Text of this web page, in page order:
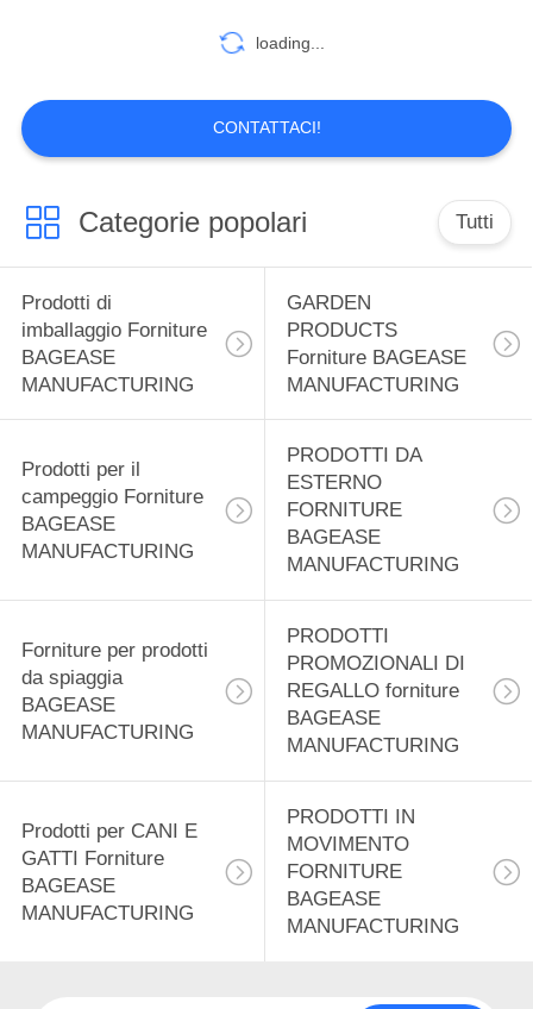
Prodotti sportivi
MANUFACTURING
SPA SALON
Prodotti forniture
BAGEASE
MANUFACTURING
12
Prodotti di
distribuzione
alimentare forniture
BAGEASE
MANUFACTURING
cancelleria Forniture
BAGEASE
MANUFACTURING
loading...
CONTATTACI!
Categorie popolari Tutti
Prodotti di
imballaggio Forniture
BAGEASE
MANUFACTURING
GARDEN
PRODUCTS
Forniture BAGEASE
MANUFACTURING
Prodotti per il
campeggio Forniture
BAGEASE
MANUFACTURING
PRODOTTI DA
ESTERNO
FORNITURE
BAGEASE
MANUFACTURING
Forniture per prodotti
da spiaggia
BAGEASE
MANUFACTURING
PRODOTTI
PROMOZIONALI DI
REGALLO forniture
BAGEASE
MANUFACTURING
Prodotti per CANI E
GATTI Forniture
BAGEASE
MANUFACTURING
PRODOTTI IN
MOVIMENTO
FORNITURE
BAGEASE
MANUFACTURING